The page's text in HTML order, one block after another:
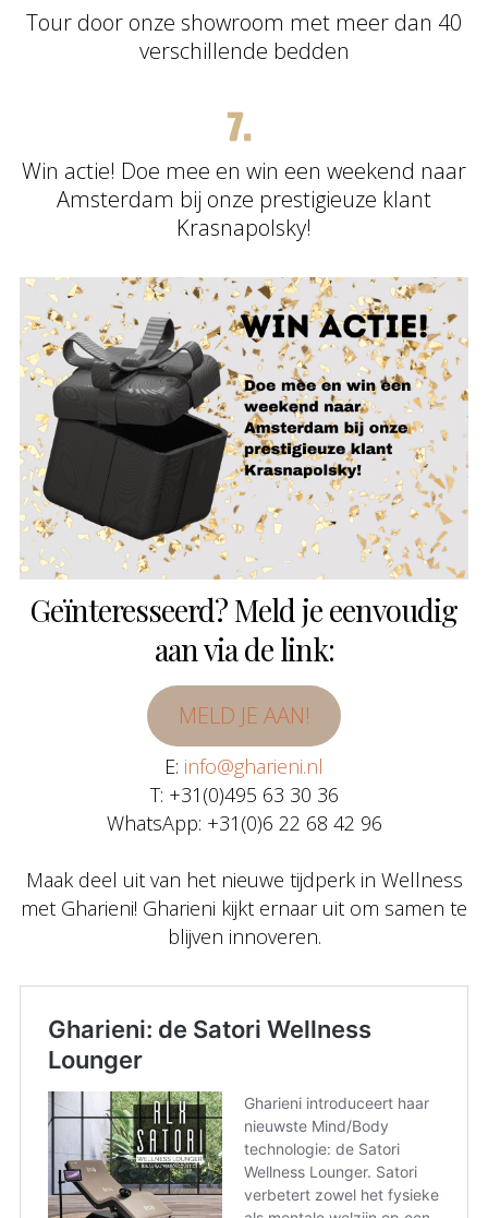
Tour door onze showroom met meer dan 40
verschillende bedden
Win actie! Doe mee en win een weekend naar
Amsterdam bij onze prestigieuze klant
Krasnapolsky!
Geïnteresseerd? Meld je eenvoudig
aan via de link:
MELD JE AAN!
E: info@gharieni.nl
T: +31(0)495 63 30 36
WhatsApp: +31(0)6 22 68 42 96
Maak deel uit van het nieuwe tijdperk in Wellness
met Gharieni! Gharieni kijkt ernaar uit om samen te
blijven innoveren.